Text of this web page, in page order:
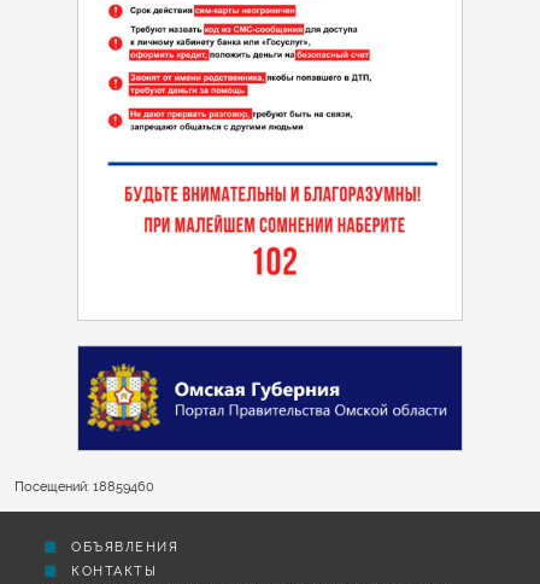
Посещений: 18859460
ОБЪЯВЛЕНИЯ
КОНТАКТЫ